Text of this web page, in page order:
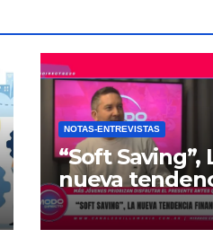
NOTAS-ENTREVISTAS
“Soft Saving”,
nueva
financiera de
generación Z